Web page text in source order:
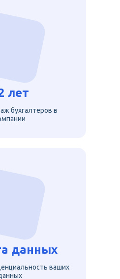
лет
бухгалтеров в
данных
ваших